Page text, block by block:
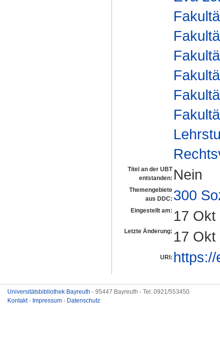
Titel an der UBT
entstanden: Nein
Themengebiete
aus DDC: 300
Eingestellt am: 17 Okt
Letzte Änderung: 17 Okt
URI:
Universitätsbibliothek Bayreuth - 95447 Bayreuth - Tel. 0921/553450
Kontakt- Impressum - Datenschutz